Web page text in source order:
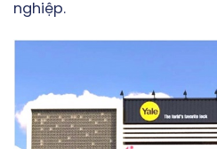
nghiệp.